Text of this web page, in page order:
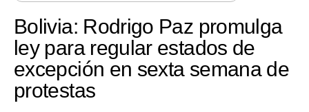
Economía
Mercados
Perú
Bolivia: Rodrigo Paz promulga
ley para regular estados de
excepción en sexta semana de
protestas